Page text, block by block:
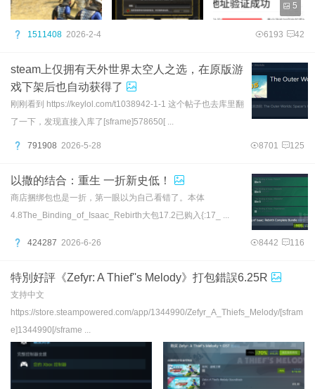
5
1511408 2026-2-4 6193 42
steam上仅拥有天外世界太空人之选，在原版游
戏下架后也自动获得了
刚刚看到 https://keylol.com/t1038942-1-1 这个帖子也去库里翻
了一下，发现直接入库了[sframe]578650[ ...
791908 2026-5-28 8701 125
以撒的结合：重生 一折新史低！
商店捆绑包也是一折，第一眼以为自己看错了。本体
4.8The_Binding_of_Isaac_Rebirth大包17.2已购入{:17_ ...
424287 2026-6-26 8442 116
特別好評《Zefyr: A Thief''s Melody》打包錯誤6.25R
支持中文
https://store.steampowered.com/app/1344990/Zefyr_A_Thiefs_Melody/[sfram
e]1344990[/sframe ...